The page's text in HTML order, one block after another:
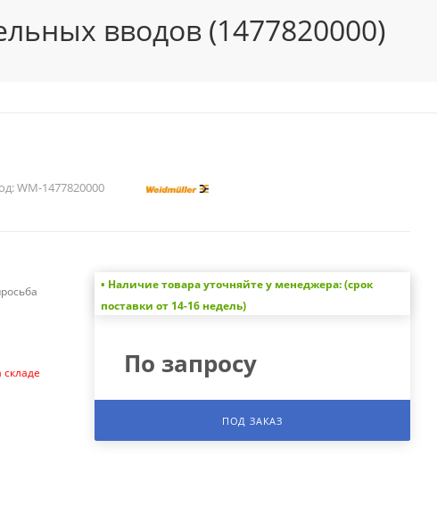
вводов (1477820000)
WM-1477820000
• Наличие товара уточняйте у менеджера: (срок
поставки от 14-16 недель)
По запросу
ПОД ЗАКАЗ